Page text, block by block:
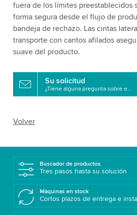
fuera de los límites preestablecidos
forma segura desde el flujo de
bandeja de rechazo. Las cintas
transporte con cantos afilados
suave del producto.
Su solicitud
¿Tiene alguna pregunta sobre este producto?
Volver
Buscador de productos
Tres pasos hasta su solución
Máquinas en stock
Cortos plazos de entrega e